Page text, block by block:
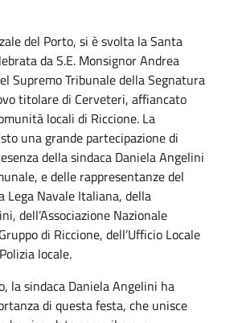
del Porto, si è svolta la Santa
da S.E. Monsignor Andrea
Supremo Tribunale della Segnatura
titolare di Cerveteri, affiancato
locali di Riccione. La
una grande partecipazione di
della sindaca Daniela Angelini
e delle rappresentanze del
Lega Navale Italiana, della
dell’Associazione Nazionale
di Riccione, dell’Ufficio Locale
locale.
la sindaca Daniela Angelini ha
di questa festa, che unisce